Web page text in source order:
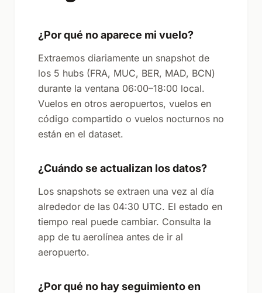
¿Por qué no aparece mi vuelo?
Extraemos diariamente un snapshot de
los 5 hubs (FRA, MUC, BER, MAD, BCN)
durante la ventana 06:00–18:00 local.
Vuelos en otros aeropuertos, vuelos en
código compartido o vuelos nocturnos no
están en el dataset.
¿Cuándo se actualizan los datos?
Los snapshots se extraen una vez al día
alrededor de las 04:30 UTC. El estado en
tiempo real puede cambiar. Consulta la
app de tu aerolínea antes de ir al
aeropuerto.
¿Por qué no hay seguimiento en